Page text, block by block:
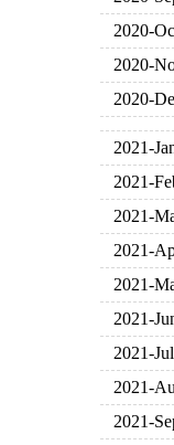
2020-
2020-
2020-
2021-
2021-
2021-
2021-
2021-
2021-
2021-Jul
2021-
2021-